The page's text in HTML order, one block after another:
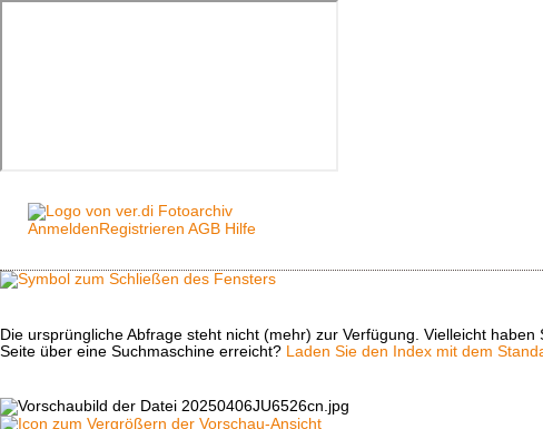
Anmelden Registrieren AGB Hilfe
Die ursprüngliche Abfrage steht nicht (mehr) zur Verfügung. Vielleicht
Seite über eine Suchmaschine erreicht? Laden Sie den Index mit dem